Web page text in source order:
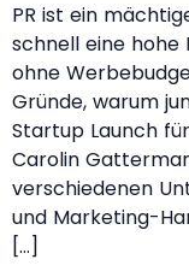
PR ist ein
schnell eine hohe
ohne
Gründe, warum
Startup Launch
Carolin
verschiedenen
und Marketing-
[…]